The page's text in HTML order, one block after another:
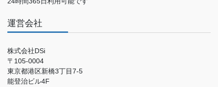
運営会社
株式会社DSi
〒105-0004
東京都港区新橋3丁目7-5
能登治ビル4F